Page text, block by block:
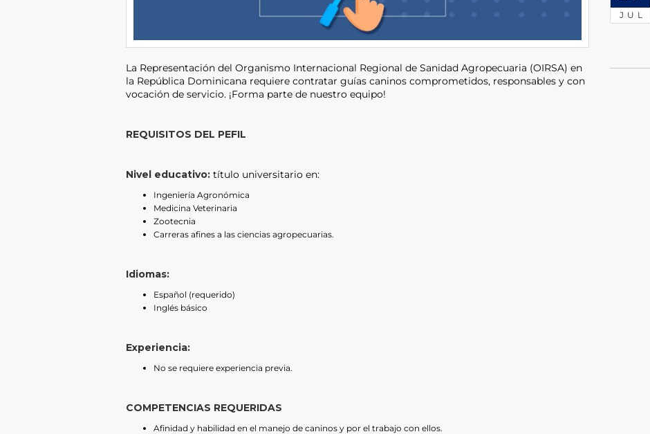
La Representación del Organismo Internacional Regional de Sanidad Agropecuaria (OIRSA) en
la República Dominicana requiere contratar guías caninos comprometidos, responsables y con
vocación de servicio. ¡Forma parte de nuestro equipo!
REQUISITOS DEL PEFIL
Nivel educativo: título universitario en:
Ingeniería Agronómica
Medicina Veterinaria
Zootecnia
Carreras afines a las ciencias agropecuarias.
Idiomas:
Español (requerido)
Inglés básico
Experiencia:
No se requiere experiencia previa.
COMPETENCIAS REQUERIDAS
Afinidad y habilidad en el manejo de caninos y por el trabajo con ellos.
JUL